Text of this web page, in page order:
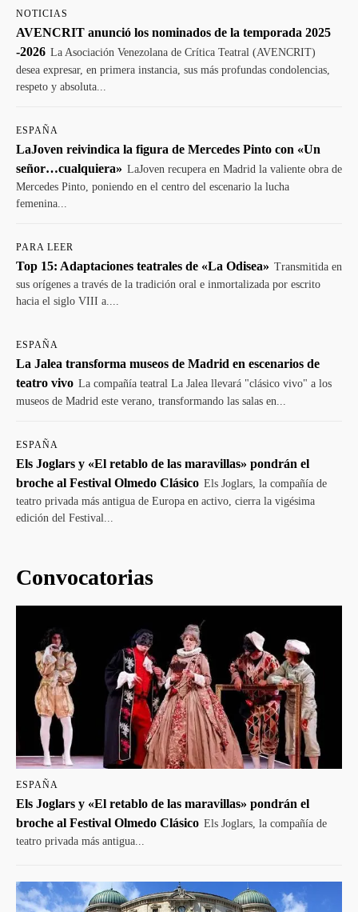
NOTICIAS
AVENCRIT anunció los nominados de la temporada 2025
-2026 La Asociación Venezolana de Crítica Teatral (AVENCRIT)
desea expresar, en primera instancia, sus más profundas condolencias,
respeto y absoluta...
ESPAÑA
LaJoven reivindica la figura de Mercedes Pinto con «Un
señor…cualquiera» LaJoven recupera en Madrid la valiente obra de
Mercedes Pinto, poniendo en el centro del escenario la lucha
femenina...
PARA LEER
Top 15: Adaptaciones teatrales de «La Odisea» Transmitida en
sus orígenes a través de la tradición oral e inmortalizada por escrito
hacia el siglo VIII a....
ESPAÑA
La Jalea transforma museos de Madrid en escenarios de
teatro vivo La compañía teatral La Jalea llevará "clásico vivo" a los
museos de Madrid este verano, transformando las salas en...
ESPAÑA
Els Joglars y «El retablo de las maravillas» pondrán el
broche al Festival Olmedo Clásico Els Joglars, la compañía de
teatro privada más antigua de Europa en activo, cierra la vigésima
edición del Festival...
Convocatorias
ESPAÑA
Els Joglars y «El retablo de las maravillas» pondrán el
broche al Festival Olmedo Clásico Els Joglars, la compañía de
teatro privada más antigua...